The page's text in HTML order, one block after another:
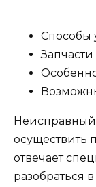
Способы
Запчасти
Неисправный
осуществить
отвечает
разобраться